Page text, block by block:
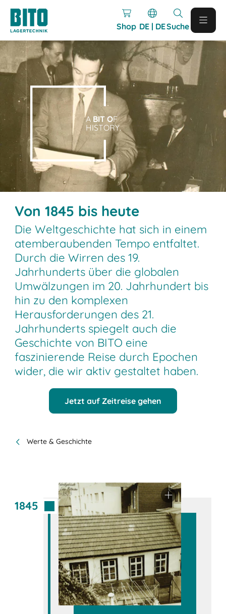
Shop DE | DESuche
A BIT OF
HISTORY.
Von 1845 bis heute
Die Weltgeschichte hat sich in einem
atemberaubenden Tempo entfaltet.
Durch die Wirren des 19.
Jahrhunderts über die globalen
Umwälzungen im 20. Jahrhundert bis
hin zu den komplexen
Herausforderungen des 21.
Jahrhunderts spiegelt auch die
Geschichte von BITO eine
faszinierende Reise durch Epochen
wider, die wir aktiv gestaltet haben.
Jetzt auf Zeitreise gehen
Werte & Geschichte
1845